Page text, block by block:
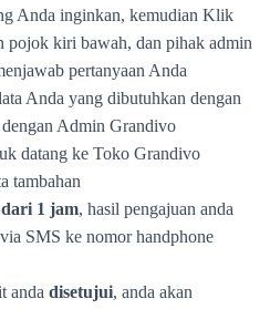
Anda inginkan, kemudian Klik
pojok kiri bawah, dan pihak admin
pertanyaan Anda
Anda yang dibutuhkan dengan
Admin Grandivo
datang ke Toko Grandivo
tambahan
1 jam, hasil pengajuan anda
SMS ke nomor handphone
anda disetujui, anda akan